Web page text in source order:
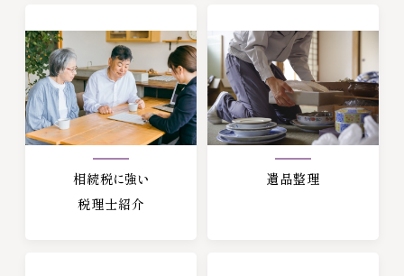
相続税に強い
税理士紹介
遺品整理